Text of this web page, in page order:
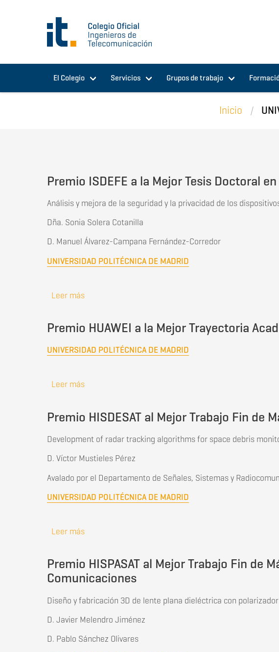
El Colegio Servicios Grupos de trabajo
Inicio
Premio ISDEFE a la Mejor Tesis Doctoral
Análisis y mejora de la seguridad y la privacidad de los
Dña. Sonia Solera Cotanilla
D. Manuel Álvarez-Campana Fernández-Corredor
UNIVERSIDAD POLITÉCNICA DE MADRID
Leer mássobre Premio ISDEFE a la Mejor Tesis Doctoral en
Premio HUAWEI a la Mejor Trayectoria
UNIVERSIDAD POLITÉCNICA DE MADRID
Leer mássobre Premio HUAWEI a la Mejor Trayectoria
Premio HISDESAT al Mejor Trabajo Fin de
Development of radar tracking algorithms for space debris
D. Víctor Mustieles Pérez
Avalado por el Departamento de Señales, Sistemas y
UNIVERSIDAD POLITÉCNICA DE MADRID
Leer mássobre Premio HISDESAT al Mejor Trabajo Fin de
Premio HISPASAT al Mejor Trabajo Fin de
Comunicaciones
Diseño y fabricación 3D de lente plana dieléctrica con
D. Javier Melendro Jiménez
D. Pablo Sánchez Olivares